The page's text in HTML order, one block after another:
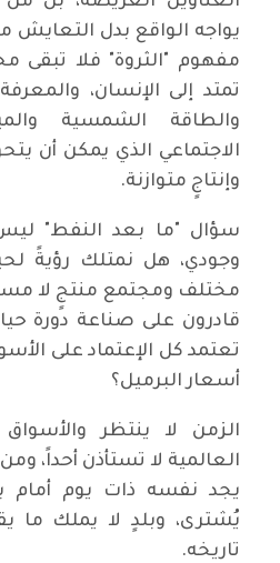
يواجه الواقع بدل التعايش
مفهوم "الثروة" فلا تبقى
تمتد إلى الإنسان،
والطاقة الشمسية
الاجتماعي الذي يمكن أن
وإنتاجٍ متوازنة.
‏سؤال "ما بعد النفط"
وجودي، هل نمتلك رؤيةً
مختلف ومجتمع منتجٍ لا
قادرون على صناعة دورة
تعتمد كل الإعتماد على
أسعار البرميل؟
‏الزمن لا ينتظر
العالمية لا تستأذن أحداً،
يجد نفسه ذات يوم أمام
يُشترى، وبلدٍ لا يملك ما
تاريخه.